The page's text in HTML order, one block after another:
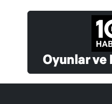
Oyunlar ve